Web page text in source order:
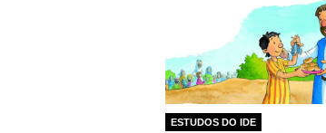
ESTUDOS DO IDE